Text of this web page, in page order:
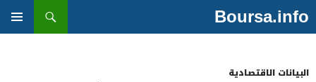
Boursa.info
بحث
انتقل
البيانات الاقتصادية